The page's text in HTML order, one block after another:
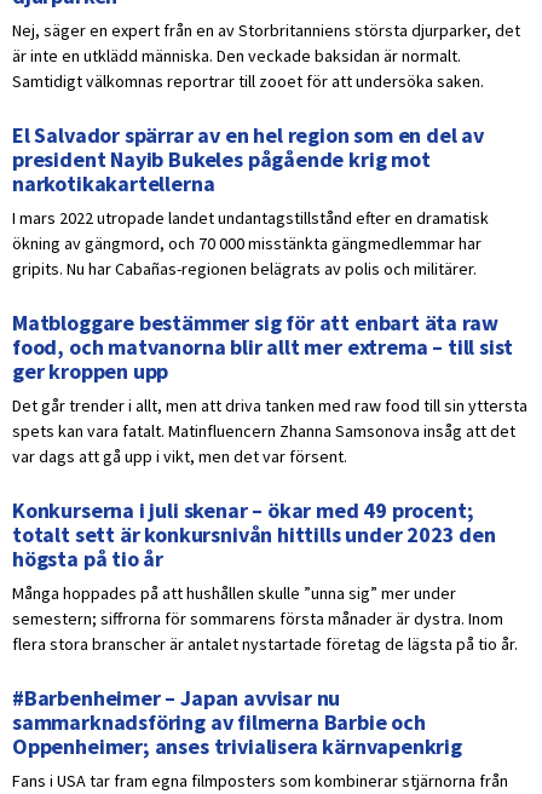
Nej, säger en expert från en av Storbritanniens största djurparker, det
är inte en utklädd människa. Den veckade baksidan är normalt.
Samtidigt välkomnas reportrar till zooet för att undersöka saken.
El Salvador spärrar av en hel region som en del av
president Nayib Bukeles pågående krig mot
narkotikakartellerna
I mars 2022 utropade landet undantagstillstånd efter en dramatisk
ökning av gängmord, och 70 000 misstänkta gängmedlemmar har
gripits. Nu har Cabañas-regionen belägrats av polis och militärer.
Matbloggare bestämmer sig för att enbart äta raw
food, och matvanorna blir allt mer extrema – till sist
ger kroppen upp
Det går trender i allt, men att driva tanken med raw food till sin yttersta
spets kan vara fatalt. Matinfluencern Zhanna Samsonova insåg att det
var dags att gå upp i vikt, men det var försent.
Konkurserna i juli skenar – ökar med 49 procent;
totalt sett är konkursnivån hittills under 2023 den
högsta på tio år
Många hoppades på att hushållen skulle ”unna sig” mer under
semestern; siffrorna för sommarens första månader är dystra. Inom
flera stora branscher är antalet nystartade företag de lägsta på tio år.
#Barbenheimer – Japan avvisar nu
sammarknadsföring av filmerna Barbie och
Oppenheimer; anses trivialisera kärnvapenkrig
Fans i USA tar fram egna filmposters som kombinerar stjärnorna från